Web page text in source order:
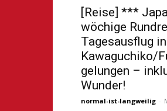
[Reise] ***
wöchige
Tagesausflug
Kawaguchiko/
gelungen –
Wunder!
normal-ist-langweilig -